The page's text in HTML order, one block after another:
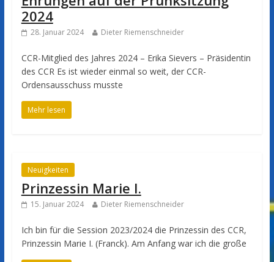
2024
28. Januar 2024 Dieter Riemenschneider
CCR-Mitglied des Jahres 2024 – Erika Sievers – Präsidentin
des CCR Es ist wieder einmal so weit, der CCR-
Ordensausschuss musste
Mehr lesen
Neuigkeiten
Prinzessin Marie I.
15. Januar 2024 Dieter Riemenschneider
Ich bin für die Session 2023/2024 die Prinzessin des CCR,
Prinzessin Marie I. (Franck). Am Anfang war ich die große